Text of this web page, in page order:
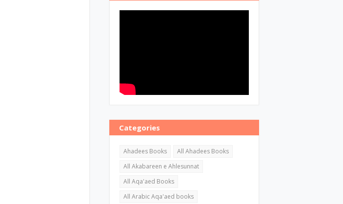
Categories
Ahadees Books
All Ahadees Books
All Akabareen e Ahlesunnat
All Aqa'aed Books
All Arabic Aqa'aed books